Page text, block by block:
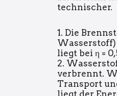
technischer.
1. Die
liegt bei η =
2.
verbrennt.
Transport